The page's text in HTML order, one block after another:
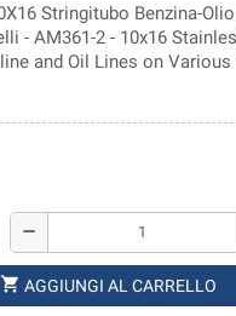
Stringitubo Benzina-
- AM361-2 - 10x16
and Oil Lines on Various
remove
shopping_cart AGGIUNGI AL CARRELLO